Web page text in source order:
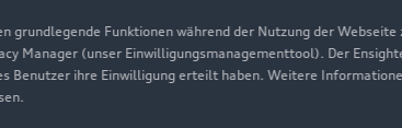
grundlegende Funktionen während der Nutzung der
Manager (unser Einwilligungsmanagementtool). Der
Benutzer ihre Einwilligung erteilt haben. Weitere
Audi erleben
Newsletter